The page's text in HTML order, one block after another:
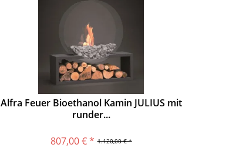
Alfra Feuer Bioethanol Kamin JULIUS mit
runder...
1.120,00 € *
807,00 € *